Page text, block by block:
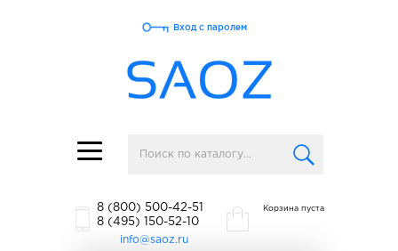
Toggle
navigation
Вход с паролем
8 (800) 500-42-51
8 (495) 150-52-10
info@saoz.ru
Корзина пуста